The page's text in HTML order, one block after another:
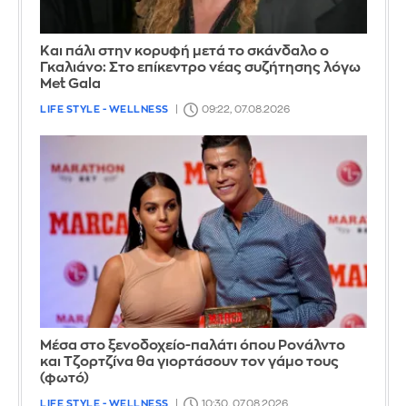
Και πάλι στην κορυφή μετά το σκάνδαλο ο
Γκαλιάνο: Στο επίκεντρο νέας συζήτησης λόγω
Met Gala
LIFE STYLE - WELLNESS 09:22, 07.08.2026
Μέσα στο ξενοδοχείο-παλάτι όπου Ρονάλντο
και Τζορτζίνα θα γιορτάσουν τον γάμο τους
(φωτό)
LIFE STYLE - WELLNESS 10:30, 07.08.2026